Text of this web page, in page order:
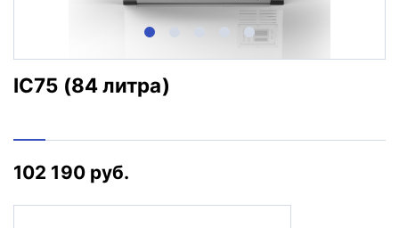
IC75 (84 литра)
102 190 руб.